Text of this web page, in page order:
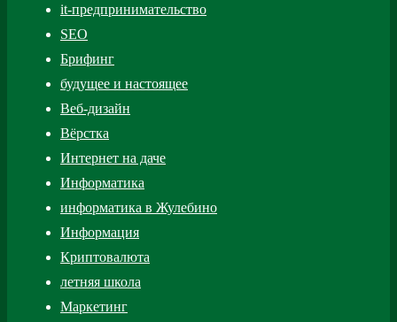
it-предпринимательство
SEO
Брифинг
будущее и настоящее
Веб-дизайн
Вёрстка
Интернет на даче
Информатика
информатика в Жулебино
Информация
Криптовалюта
летняя школа
Маркетинг